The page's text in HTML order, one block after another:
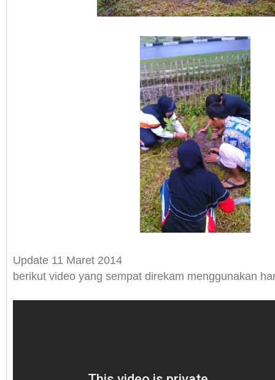
Update 11 Maret 2014
berikut video yang sempat direkam menggunakan